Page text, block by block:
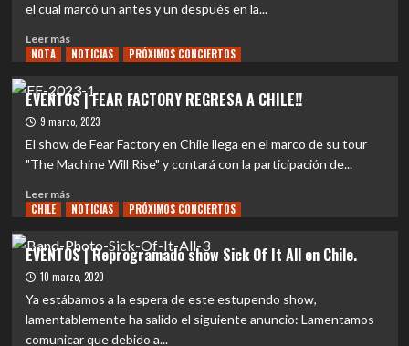
Santiago:
!Más
estridentes
nunca!
el cual marcó un antes y un después en la...
Leer másLeer
más
EVENTOS
|
I
AM
MORBID
A
CHILE
CELEBRAR
LOS
30
AÑOS
DEL
NOTA NOTICIAS PRÓXIMOS CONCIERTOS
EVENTOS | FEAR FACTORY REGRESA A CHILE!!
9 marzo, 2023
El show de Fear Factory en Chile llega en el marco de su tour
"The Machine Will Rise" y contará con la participación de...
Leer másLeer
más
EVENTOS
|
FEAR
FACTORY
REGRESA
CHILE NOTICIAS PRÓXIMOS CONCIERTOS
EVENTOS | Reprogramado show Sick Of It All en Chile.
10 marzo, 2020
Ya estábamos a la espera de este estupendo show,
lamentablemente ha salido el siguiente anuncio: Lamentamos
comunicar que debido a...